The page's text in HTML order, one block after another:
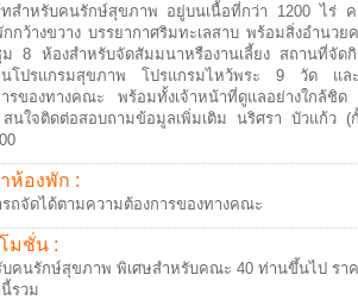
ทสำหรับคนรักษ์สุขภาพ อยู่บนเนื้อที่กว่า 1200 ไร่ ค
กว้างขวาง บรรยากาศริมทะเลสาบ พร้อมสิ่งอำนว
8 ห้องสำหรับจัดสัมมนาหรืองานเลี้ยง สถานที่จัดกิ
นโปรแกรมสุขภาพ โปรแกรมไหว้พระ 9 วัด และ
ารของทางคณะ พร้อมทั้งเจ้าหน้าที่ดูแลอย่างใกล้ชิด
นใจติดต่อสอบถามข้อมูลเพิ่มเติม นริศรา บัวแก้ว (
ห้องพัก :
รถจัดได้ตามความต้องการของทางคณะ
มชั่น :
บคนรักษ์สุขภาพ พิเศษสำหรับคณะ 40 ท่านขึ้นไป รา
รวม